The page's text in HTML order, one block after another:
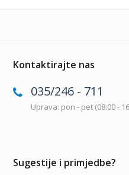
Kontaktirajte nas
035/246 - 711
Uprava: pon - pet (08:00 -
Sugestije i primjedbe?